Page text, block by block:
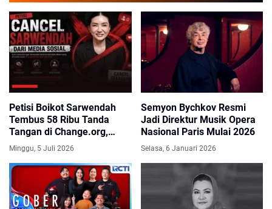
Petisi Boikot Sarwendah
Tembus 58 Ribu Tanda
Tangan di Change.org,
Emma Warokka: Ya Allah,
Minggu, 5 Juli 2026
Semyon Bychkov Resmi
Jadi Direktur Musik Opera
Nasional Paris Mulai 2026
Selasa, 6 Januari 2026